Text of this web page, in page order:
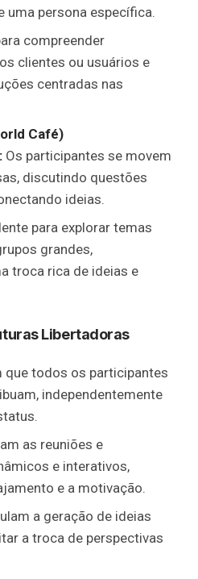
uma persona específica.
compreender
clientes ou usuários e
centradas nas
Café)
Os participantes se movem
discutindo questões
ideias.
para explorar temas
grandes,
troca rica de ideias e
Libertadoras
que todos os participantes
independentemente
as reuniões e
e interativos,
e a motivação.
a geração de ideias
a troca de perspectivas